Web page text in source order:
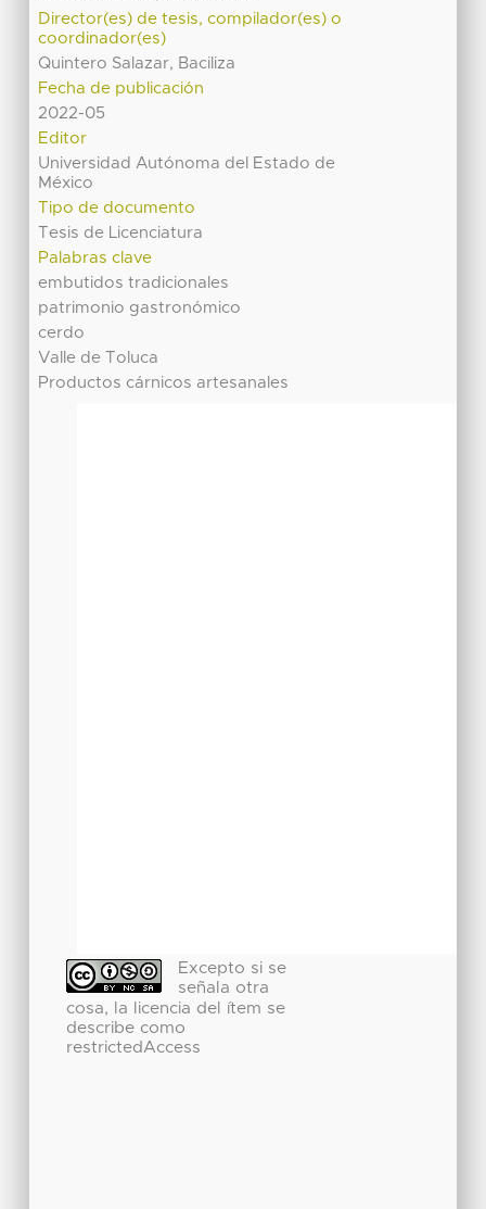
Director(es) de tesis, compilador(es) o
coordinador(es)
Quintero Salazar, Baciliza
Fecha de publicación
2022-05
Editor
Universidad Autónoma del Estado de
México
Tipo de documento
Tesis de Licenciatura
Palabras clave
embutidos tradicionales
patrimonio gastronómico
cerdo
Valle de Toluca
Productos cárnicos artesanales
Excepto si se
señala otra
cosa, la licencia del ítem se
describe como
restrictedAccess